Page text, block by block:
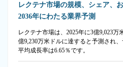
レクテナ市場の規模、シェア、
2036年にわたる業界予測
レクテナ市場は、2025年に3億9,023万
億9,230万米ドルに達すると予測され
平均成長率は6.65％です。